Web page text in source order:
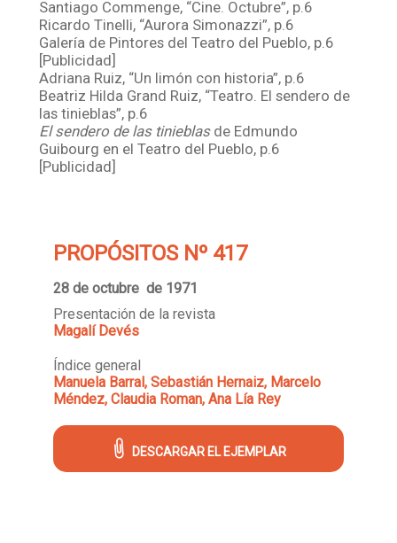
Santiago Commenge, “Cine. Octubre”, p.6
Ricardo Tinelli, “Aurora Simonazzi”, p.6
Galería de Pintores del Teatro del Pueblo, p.6
[Publicidad]
Adriana Ruiz, “Un limón con historia”, p.6
Beatriz Hilda Grand Ruiz, “Teatro. El sendero de
las tinieblas”, p.6
El sendero de las tinieblasde Edmundo
Guibourg en el Teatro del Pueblo, p.6
[Publicidad]
PROPÓSITOS Nº 417
28 de octubre de 1971
Presentación de la revista
Magalí Devés
Índice general
Manuela Barral, Sebastián Hernaiz, Marcelo
Méndez, Claudia Roman, Ana Lía Rey
DESCARGAR EL EJEMPLAR